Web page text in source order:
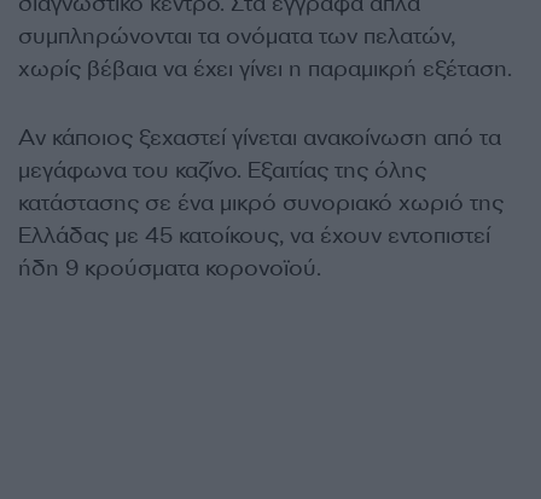
συμπληρώνονται τα ονόματα των πελατών,
χωρίς βέβαια να έχει γίνει η παραμικρή εξέταση.
Αν κάποιος ξεχαστεί γίνεται ανακοίνωση από τα
μεγάφωνα του καζίνο. Εξαιτίας της όλης
κατάστασης σε ένα μικρό συνοριακό χωριό της
Ελλάδας με 45 κατοίκους, να έχουν εντοπιστεί
ήδη 9 κρούσματα κορονοϊού.